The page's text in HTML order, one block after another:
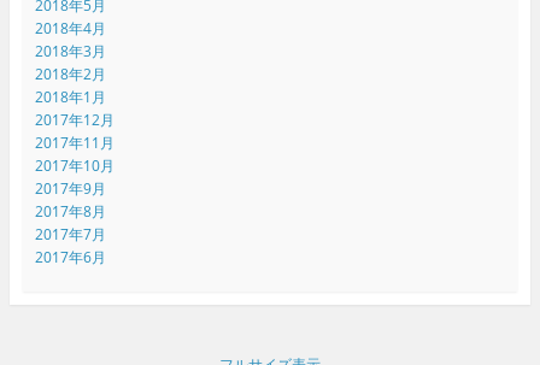
2018年5月
2018年4月
2018年3月
2018年2月
2018年1月
2017年12月
2017年11月
2017年10月
2017年9月
2017年8月
2017年7月
2017年6月